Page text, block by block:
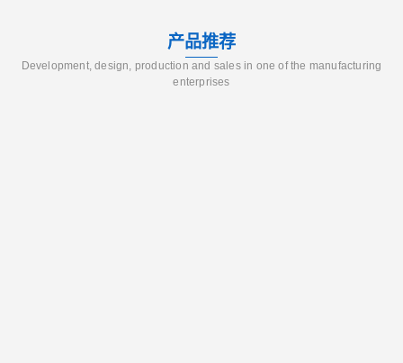
产品推荐
Development, design, production and sales in one of the manufacturing
enterprises